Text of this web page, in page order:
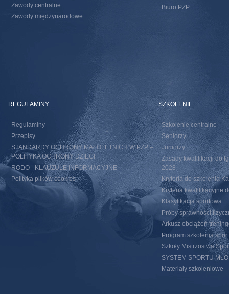
Zawody centralne
Zawody międzynarodowe
Biuro PZP
REGULAMINY
Regulaminy
Przepisy
STANDARDY OCHRONY MAŁOLETNICH W PZP –
POLITYKA OCHRONY DZIECI
RODO - KLAUZULE INFORMACYJNE
Polityka plików cookies
SZKOLENIE
Szkolenie centralne
Seniorzy
Juniorzy
Zasady kwalifikacji do
2028
Kryteria do szkolenia
Kryteria kwalifikacyjne
Klasyfikacja sportowa
Próby sprawności
Arkusz obciążeń
Program szkolenia
Szkoły Mistrzostwa
SYSTEM SPORTU
Materiały szkoleniowe